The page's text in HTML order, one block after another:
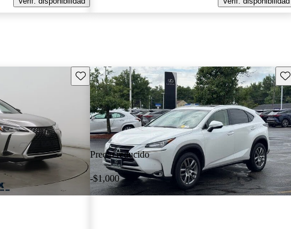
Guarda este Aviso
Precio reducido
-$1,000